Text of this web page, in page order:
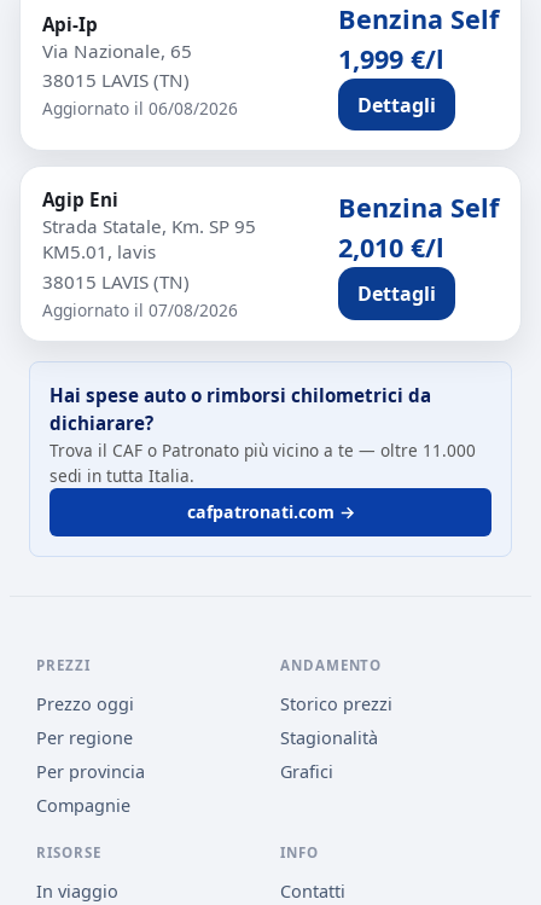
Api-Ip
Via Nazionale, 65
38015 LAVIS (TN)
Aggiornato il 06/08/2026
Benzina Self
1,999 €/l
Dettagli
Agip Eni
Strada Statale, Km. SP 95
KM5.01, lavis
38015 LAVIS (TN)
Aggiornato il 07/08/2026
Benzina Self
2,010 €/l
Dettagli
Hai spese auto o rimborsi chilometrici da
dichiarare?
Trova il CAF o Patronato più vicino a te — oltre 11.000
sedi in tutta Italia.
cafpatronati.com →
PREZZI
Prezzo oggi
Per regione
Per provincia
Compagnie
ANDAMENTO
Storico prezzi
Stagionalità
Grafici
RISORSE
In viaggio
INFO
Contatti